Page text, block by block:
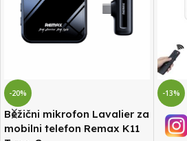
-13% -20%
REMAX